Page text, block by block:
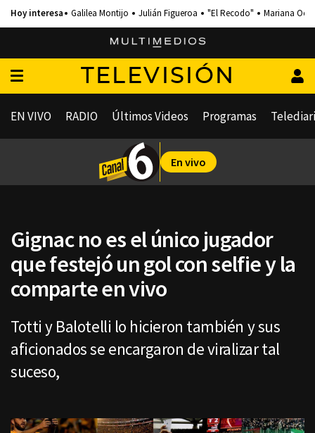
Galilea Montijo Julián Figueroa "El Recodo" Mariana
TELEVISIÓN
EN VIVO RADIO Últimos Videos Programas
En vivo
Gignac no es el único jugador
que festejó un gol con selfie y la
comparte en vivo
Totti y Balotelli lo hicieron también y sus
aficionados se encargaron de viralizar tal
suceso,